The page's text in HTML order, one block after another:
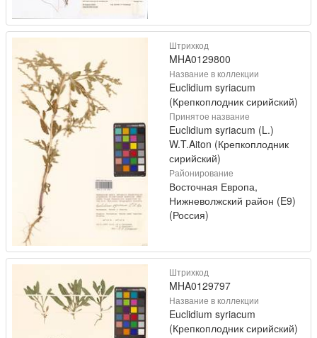
Штрихкод
MHA0129800
Название в коллекции
Euclidium syriacum
(Крепкоплодник сирийский)
Принятое название
Euclidium syriacum (L.)
W.T.Aiton (Крепкоплодник
сирийский)
Районирование
Восточная Европа,
Нижневолжский район (E9)
(Россия)
Штрихкод
MHA0129797
Название в коллекции
Euclidium syriacum
(Крепкоплодник сирийский)